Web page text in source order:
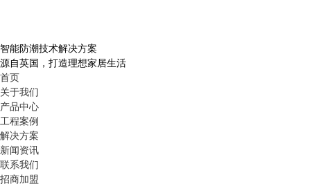
智能防潮技术解决方案
源自英国，打造理想家居生活
首页
关于我们
产品中心
工程案例
解决方案
新闻资讯
联系我们
招商加盟